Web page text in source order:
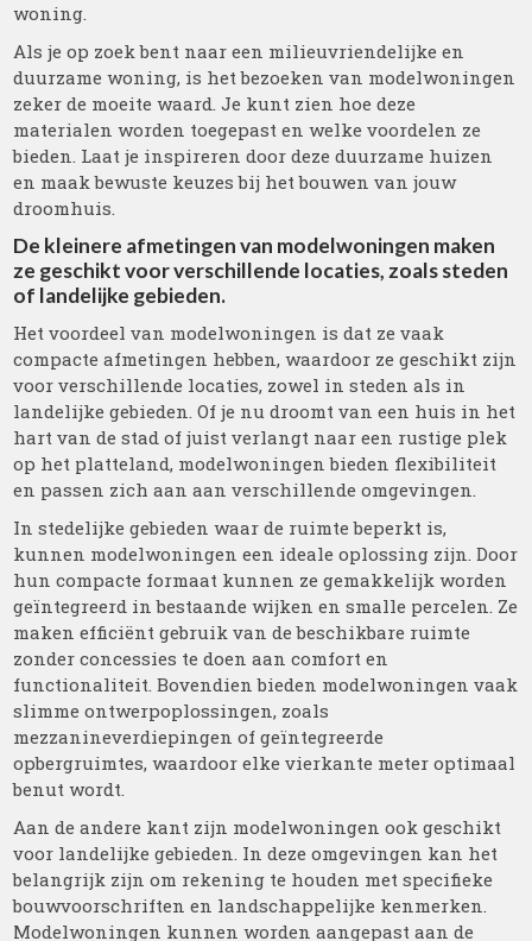
woning.
Als je op zoek bent naar een milieuvriendelijke en
duurzame woning, is het bezoeken van modelwoningen
zeker de moeite waard. Je kunt zien hoe deze
materialen worden toegepast en welke voordelen ze
bieden. Laat je inspireren door deze duurzame huizen
en maak bewuste keuzes bij het bouwen van jouw
droomhuis.
De kleinere afmetingen van modelwoningen maken
ze geschikt voor verschillende locaties, zoals steden
of landelijke gebieden.
Het voordeel van modelwoningen is dat ze vaak
compacte afmetingen hebben, waardoor ze geschikt zijn
voor verschillende locaties, zowel in steden als in
landelijke gebieden. Of je nu droomt van een huis in het
hart van de stad of juist verlangt naar een rustige plek
op het platteland, modelwoningen bieden flexibiliteit
en passen zich aan aan verschillende omgevingen.
In stedelijke gebieden waar de ruimte beperkt is,
kunnen modelwoningen een ideale oplossing zijn. Door
hun compacte formaat kunnen ze gemakkelijk worden
geïntegreerd in bestaande wijken en smalle percelen. Ze
maken efficiënt gebruik van de beschikbare ruimte
zonder concessies te doen aan comfort en
functionaliteit. Bovendien bieden modelwoningen vaak
slimme ontwerpoplossingen, zoals
mezzanineverdiepingen of geïntegreerde
opbergruimtes, waardoor elke vierkante meter optimaal
benut wordt.
Aan de andere kant zijn modelwoningen ook geschikt
voor landelijke gebieden. In deze omgevingen kan het
belangrijk zijn om rekening te houden met specifieke
bouwvoorschriften en landschappelijke kenmerken.
Modelwoningen kunnen worden aangepast aan de